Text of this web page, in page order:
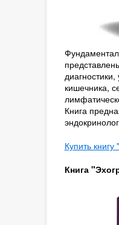
кишечника,
Книга
Купить
Книга